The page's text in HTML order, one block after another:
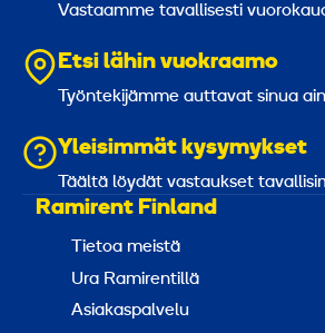
Vastaamme tavallisesti
Etsi lähin vuokraamo
Työntekijämme auttavat sinua
Yleisimmät kysymykset
Täältä löydät vastaukset
Ramirent Finland
Tietoa meistä
Ura Ramirentillä
Asiakaspalvelu